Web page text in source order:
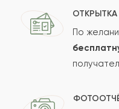
Фарид
ОТКРЫТКА
По